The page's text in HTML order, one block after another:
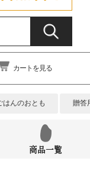
カートを見る
はんのおとも 贈答
商品一覧